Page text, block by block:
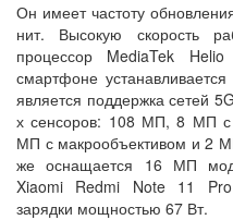
Он имеет частоту
нит. Высокую скорость
процессор MediaTek
смартфоне
является поддержка сетей
х сенсоров: 108 МП, 8 МП с
МП с макрообъективом и 2
же оснащается 16 МП
Xiaomi Redmi Note 11 Pro
зарядки мощностью 67 Вт.